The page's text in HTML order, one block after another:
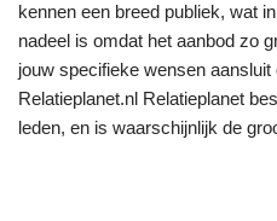
kennen een breed publiek, wat
nadeel is omdat het aanbod zo
jouw specifieke wensen
Relatieplanet.nl Relatieplanet
leden, en is waarschijnlijk de